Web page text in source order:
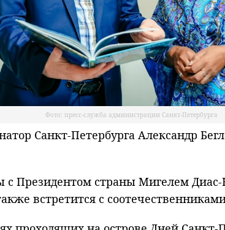
Фото: пресс-служба администрации Санкт-Петербурга
Санкт-Петербурга Александр
с Президентом страны Мигелем
встретится с